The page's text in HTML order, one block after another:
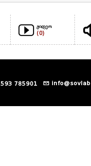
ვიდეო
(0)
593 785901